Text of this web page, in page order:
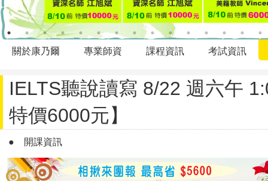
關於康乃爾 專業師資 課程資訊 考試資訊
IELTS聽說讀寫 8/22 週六午
特價6000元】
● 開課資訊